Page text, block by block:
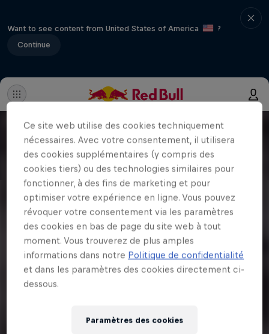
Want to see content from United States of America
?
Continue
Ce site web utilise des cookies techniquement
nécessaires. Avec votre consentement, il utilisera
des cookies supplémentaires (y compris des
cookies tiers) ou des technologies similaires pour
fonctionner, à des fins de marketing et pour
optimiser votre expérience en ligne. Vous pouvez
révoquer votre consentement via les paramètres
des cookies en bas de page du site web à tout
moment. Vous trouverez de plus amples
informations dans notre Politique de confidentialité
et dans les paramètres des cookies directement ci-
dessous.
Paramètres des cookies